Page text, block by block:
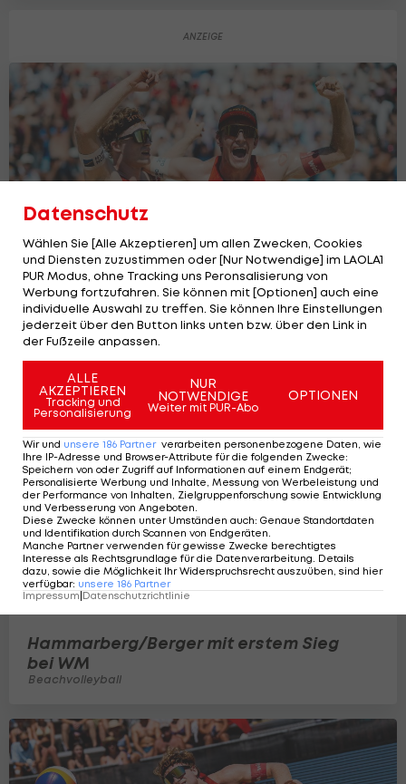
Beach-Volleyball: Alle drei ÖVV-Duos
überstehen WM-Gruppenphase
Hammarberg/Berger mit erstem Sieg
bei WM
Beachvolleyball
Datenschutz
Wählen Sie [Alle Akzeptieren] um allen Zwecken, Cookies
und Diensten zuzustimmen oder [Nur Notwendige] im LAOLA1
PUR Modus, ohne Tracking uns Peronsalisierung von
Werbung fortzufahren. Sie können mit [Optionen] auch eine
individuelle Auswahl zu treffen. Sie können Ihre Einstellungen
jederzeit über den Button links unten bzw. über den Link in
der Fußzeile anpassen.
ALLE
AKZEPTIEREN
Tracking und
Personalisierung
NUR
NOTWENDIGE
Weiter mit PUR-Abo
OPTIONEN
Wir und unsere 186 Partner verarbeiten personenbezogene Daten, wie
Ihre IP-Adresse und Browser-Attribute für die folgenden Zwecke:
Speichern von oder Zugriff auf Informationen auf einem Endgerät;
Personalisierte Werbung und Inhalte, Messung von Werbeleistung und
der Performance von Inhalten, Zielgruppenforschung sowie Entwicklung
und Verbesserung von Angeboten.
Diese Zwecke können unter Umständen auch: Genaue Standortdaten
und Identifikation durch Scannen von Endgeräten.
Manche Partner verwenden für gewisse Zwecke berechtigtes
Interesse als Rechtsgrundlage für die Datenverarbeitung. Details
dazu, sowie die Möglichkeit Ihr Widerspruchsrecht auszuüben, sind hier
verfügbar: unsere 186 Partner
Impressum Datenschutzrichtlinie